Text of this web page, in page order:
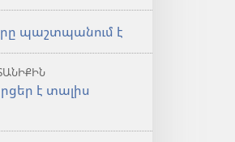
պաշտպանում է
է տալիս